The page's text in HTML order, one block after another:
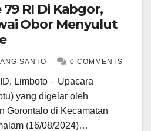
RI Di Kabgor,
Obor Menyulut
SANTO 0 COMMENTS
Limboto – Upacara
yang digelar oleh
Gorontalo di Kecamatan
(16/08/2024)…